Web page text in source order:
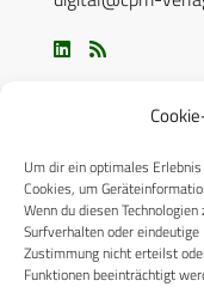
Um dir ein optimales
Cookies, um
Wenn du diesen
Surfverhalten oder
Zustimmung nicht erteilst
Funktionen beeinträchtigt
ÜBER UNS
CPM VERLAG